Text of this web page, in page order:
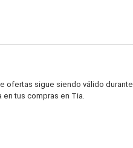
ofertas sigue siendo válido durante
en tus compras en Tia.